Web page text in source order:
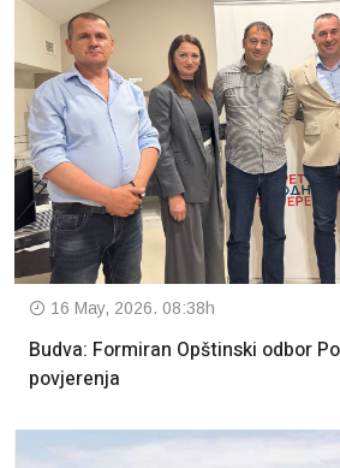
16 May, 2026. 08:38h
Budva: Formiran Opštinski odbor
povjerenja